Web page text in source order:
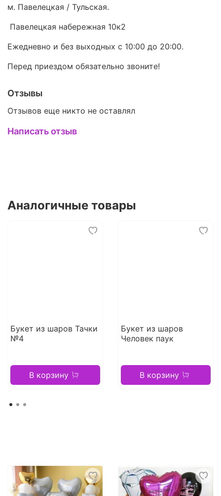
м. Павелецкая / Тульская.
Павелецкая набережная 10к2
Ежедневно и без выходных с 10:00 до 20:00.
Перед приездом обязательно звоните!
Отзывы
Отзывов еще никто не оставлял
Написать отзыв
Аналогичные товары
Букет из шаров Тачки
№4
В корзину
Букет из шаров
Человек паук
В корзину